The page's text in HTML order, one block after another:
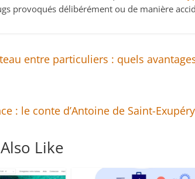
provoqués délibérément ou de manière
entre particuliers : quels
: le conte d’Antoine de Saint-
Like